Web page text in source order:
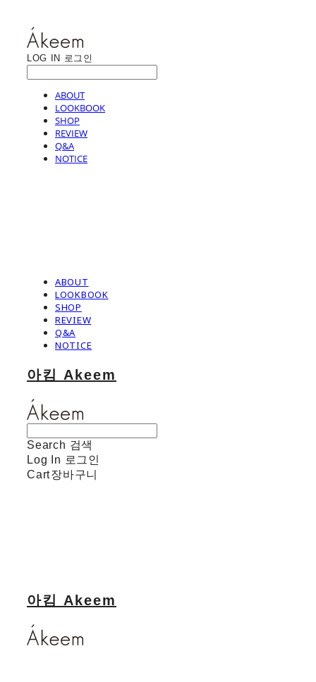
LOG IN 로그인
ABOUT
LOOKBOOK
SHOP
REVIEW
Q&A
NOTICE
ABOUT
LOOKBOOK
SHOP
REVIEW
Q&A
NOTICE
아킴 Akeem
Search 검색
Log In 로그인
Cart장바구니
아킴 Akeem